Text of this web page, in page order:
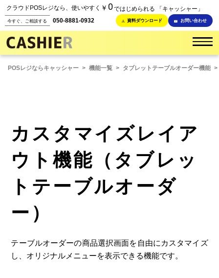
クラウドPOSレジなら、使いやすく ￥ 0ではじめられる 「キャッシャー」
今すぐ、ご相談する 050-8881-0932 資料ダウンロード お問い合わせ
POSレジならキャッシャー > 機能一覧 > タブレットテーブルオーダー機能 >
カスタマイズレイア
ウト機能（タブレッ
トテーブルオーダ
ー）
テーブルオーダーの商品選択画面を自由にカスタマイズ
し、オリジナルメニューを表示できる機能です。